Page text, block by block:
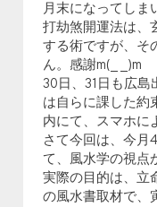
月末になってしま
打劫煞開運法は、
する術ですが、そ
ん。感謝m(_ _)m
30日、31日も広
は自らに課した約
内にて、スマホに
さて今回は、今月
て、風水学の視点
実際の目的は、立
の風水書取材で、